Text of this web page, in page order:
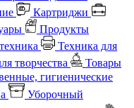
Картриджи
Продукты
Техника для
творчества
Товары
гигиенические
Уборочный